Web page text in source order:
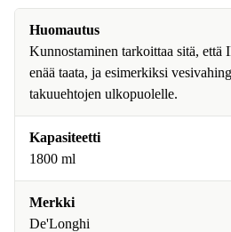
Huomautus
Kunnostaminen tarkoittaa sitä, että
enää taata, ja esimerkiksi
takuuehtojen ulkopuolelle.
Kapasiteetti
1800 ml
Merkki
De'Longhi